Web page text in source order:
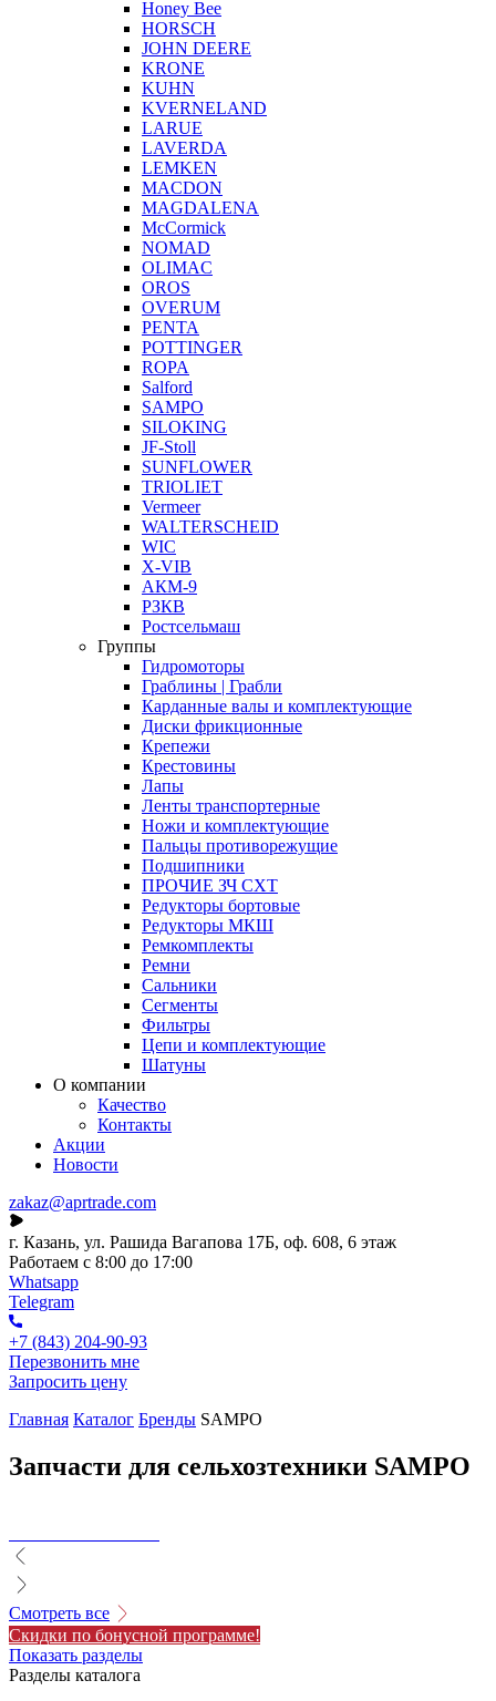
Honey Bee
HORSCH
JOHN DEERE
KRONE
KUHN
KVERNELAND
LARUE
LAVERDA
LEMKEN
MACDON
MAGDALENA
McCormick
NOMAD
OLIMAC
OROS
OVERUM
PENTA
POTTINGER
ROPA
Salford
SAMPO
SILOKING
JF-Stoll
SUNFLOWER
TRIOLIET
Vermeer
WALTERSCHEID
WIC
X-VIB
АКМ-9
РЗКВ
Ростсельмаш
Группы
Гидромоторы
Граблины | Грабли
Карданные валы и комплектующие
Диски фрикционные
Крепежи
Крестовины
Лапы
Ленты транспортерные
Ножи и комплектующие
Пальцы противорежущие
Подшипники
ПРОЧИЕ ЗЧ СХТ
Редукторы бортовые
Редукторы МКШ
Ремкомплекты
Ремни
Сальники
Сегменты
Фильтры
Цепи и комплектующие
Шатуны
О компании
Качество
Контакты
Акции
Новости
zakaz@aprtrade.com
г. Казань, ул. Рашида Вагапова 17Б, оф. 608, 6 этаж
Работаем с 8:00 до 17:00
Whatsapp
Telegram
+7 (843) 204-90-93
Перезвонить мне
Запросить цену
Главная Каталог Бренды SAMPO
Запчасти для сельхозтехники SAMPO
Смотреть все
Скидки по бонусной программе!
Показать разделы
Разделы каталога